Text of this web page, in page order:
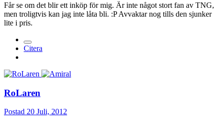
Får se om det blir ett inköp för mig. Är inte något stort fan av TNG,
men troligtvis kan jag inte låta bli. :P Avvaktar nog tills den sjunker
lite i pris.
Citera
RoLaren
Postad 20 Juli, 2012